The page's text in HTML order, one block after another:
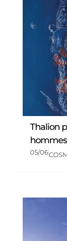
Thalion
hommes
05/06